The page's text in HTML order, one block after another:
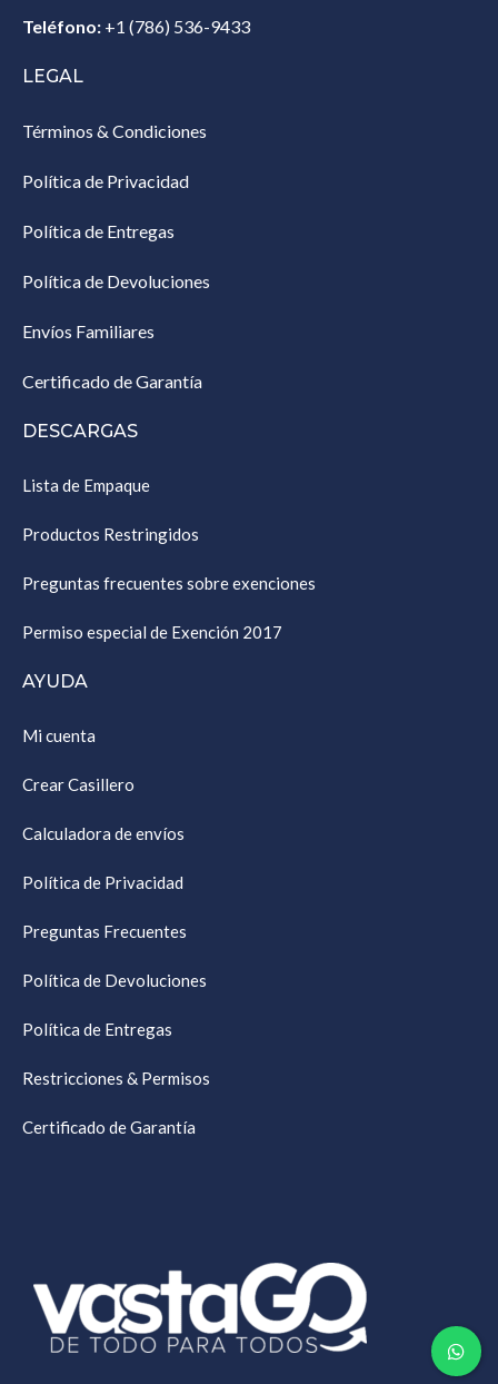
Teléfono: +1 (786) 536-9433‎
LEGAL
Términos & Condiciones
Política de Privacidad
Política de Entregas
Política de Devoluciones
Envíos Familiares
Certificado de Garantía
DESCARGAS
Lista de Empaque
Productos Restringidos
Preguntas frecuentes sobre exenciones
Permiso especial de Exención 2017
AYUDA
Mi cuenta
Crear Casillero
Calculadora de envíos
Política de Privacidad
Preguntas Frecuentes
Política de Devoluciones
Política de Entregas
Restricciones & Permisos
Certificado de Garantía